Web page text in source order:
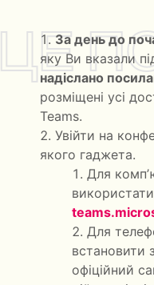
За день до
яку Ви вказали
надіслано
розміщені усі
Teams.
Увійти на
якого гаджета.
Для
Для
встановити
офіційний